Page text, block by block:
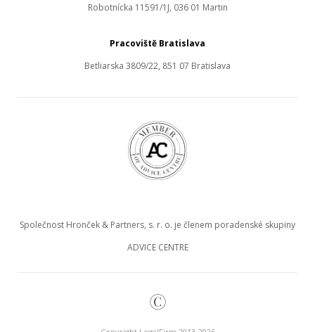
Robotnícka 11591/1J, 036 01 Martin
Pracoviště Bratislava
Betliarska 3809/22, 851 07 Bratislava
Společnost Hronček & Partners, s. r. o. je členem poradenské skupiny
ADVICE CENTRE
©